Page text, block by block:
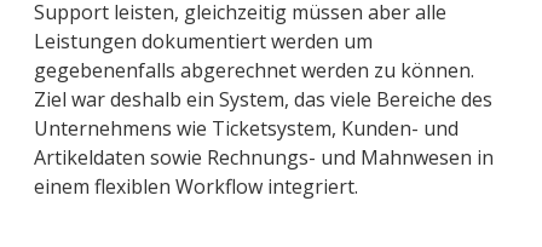
Support leisten, gleichzeitig müssen aber alle
Leistungen dokumentiert werden um
gegebenenfalls abgerechnet werden zu können.
Ziel war deshalb ein System, das viele Bereiche des
Unternehmens wie Ticketsystem, Kunden- und
Artikeldaten sowie Rechnungs- und Mahnwesen in
einem flexiblen Workflow integriert.